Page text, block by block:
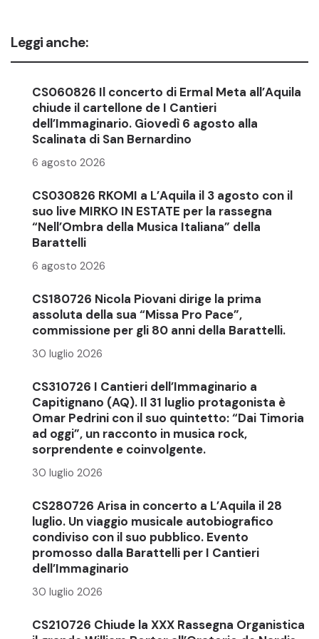
Leggi anche:
CS060826 Il concerto di Ermal Meta all’Aquila
chiude il cartellone de I Cantieri
dell’Immaginario. Giovedì 6 agosto alla
Scalinata di San Bernardino
6 agosto 2026
CS030826 RKOMI a L’Aquila il 3 agosto con il
suo live MIRKO IN ESTATE per la rassegna
“Nell’Ombra della Musica Italiana” della
Barattelli
6 agosto 2026
CS180726 Nicola Piovani dirige la prima
assoluta della sua “Missa Pro Pace”,
commissione per gli 80 anni della Barattelli.
30 luglio 2026
CS310726 I Cantieri dell’Immaginario a
Capitignano (AQ). Il 31 luglio protagonista è
Omar Pedrini con il suo quintetto: “Dai Timoria
ad oggi”, un racconto in musica rock,
sorprendente e coinvolgente.
30 luglio 2026
CS280726 Arisa in concerto a L’Aquila il 28
luglio. Un viaggio musicale autobiografico
condiviso con il suo pubblico. Evento
promosso dalla Barattelli per I Cantieri
dell’Immaginario
30 luglio 2026
CS210726 Chiude la XXX Rassegna Organistica